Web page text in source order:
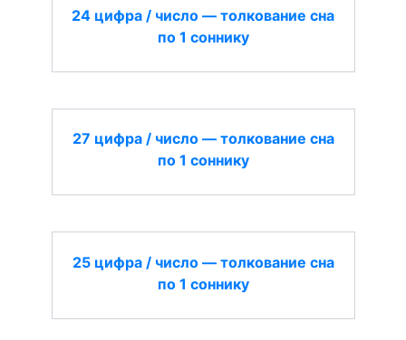
24 цифра / число — толкование сна
по 1 соннику
27 цифра / число — толкование сна
по 1 соннику
25 цифра / число — толкование сна
по 1 соннику